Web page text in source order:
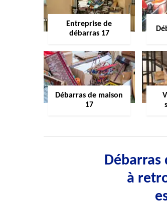
Entreprise de
débarras 17
Débarras de maison
17
Débarras
à